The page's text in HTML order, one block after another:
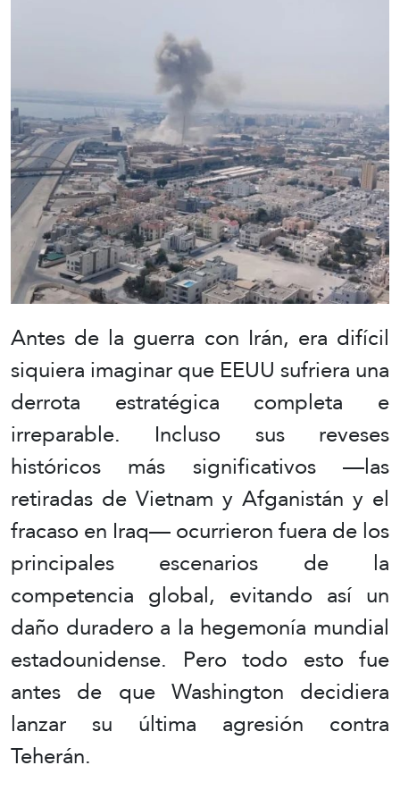
Antes de la guerra con Irán, era difícil
siquiera imaginar que EEUU sufriera una
derrota estratégica completa e
irreparable. Incluso sus reveses
históricos más significativos —las
retiradas de Vietnam y Afganistán y el
fracaso en Iraq— ocurrieron fuera de los
principales escenarios de la
competencia global, evitando así un
daño duradero a la hegemonía mundial
estadounidense. Pero todo esto fue
antes de que Washington decidiera
lanzar su última agresión contra
Teherán.